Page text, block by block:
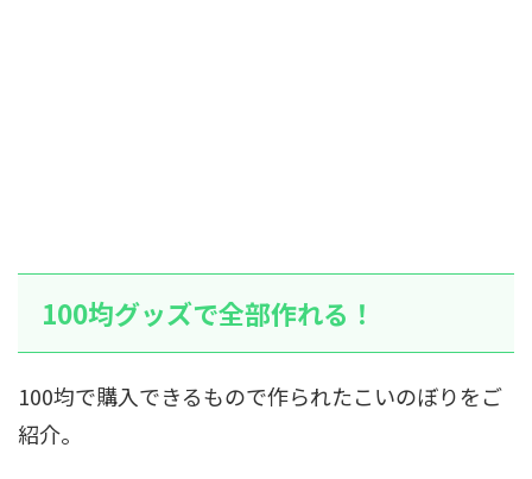
100均グッズで全部作れる！
100均で購入できるもので作られたこいのぼりをご
紹介。